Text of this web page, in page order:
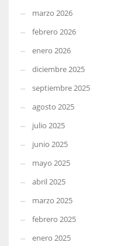
marzo 2026
febrero 2026
enero 2026
diciembre 2025
septiembre 2025
agosto 2025
julio 2025
junio 2025
mayo 2025
abril 2025
marzo 2025
febrero 2025
enero 2025